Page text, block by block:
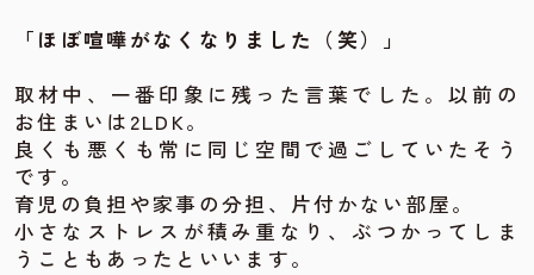
「ほぼ喧嘩がなくなりました（笑）」
取材中、一番印象に残った言葉でした。以前の
お住まいは2LDK。
良くも悪くも常に同じ空間で過ごしていたそう
です。
育児の負担や家事の分担、片付かない部屋。
小さなストレスが積み重なり、ぶつかってしま
うこともあったといいます。